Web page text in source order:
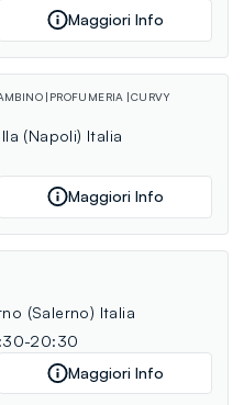
Maggiori Info
PROFUMERIA CURVY
(Napoli) Italia
Maggiori Info
(Salerno) Italia
20:30
Maggiori Info